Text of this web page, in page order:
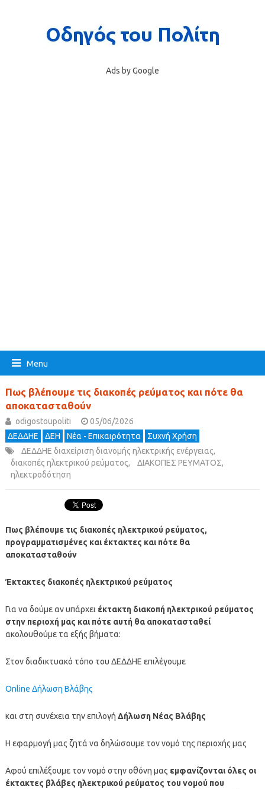
Ads by Google
Menu
Πως βλέπουμε τις διακοπές ρεύματος και πότε θα
αποκατασταθούν
odigostoupoliti
05/06/2026
ΔΕΔΔΗΕ
ΔΕΗ Νέα - Επικαιρότητα
Συχνή Χρήση
ΔΕΔΔΗΕ διαχείριση διανομής ηλεκτρικής ενέργειας,
διακοπές ηλεκτρικού ρεύματος, ΔΙΑΚΟΠΕΣ ΡΕΥΜΑΤΟΣ,
ηλεκτροδότηση
Πως βλέπουμε τις διακοπές ηλεκτρικού ρεύματος,
προγραμματισμένες και έκτακτες και πότε θα
αποκατασταθούν
Έκτακτες διακοπές ηλεκτρικού ρεύματος
Για να δούμε αν υπάρχει έκτακτη διακοπή ηλεκτρικού ρεύματος
στην περιοχή μας και πότε αυτή θα αποκατασταθεί
ακολουθούμε τα εξής βήματα:
Στον διαδικτυακό τόπο του ΔΕΔΔΗΕ επιλέγουμε
Online Δήλωση Βλάβης
και στη συνέχεια την επιλογή Δήλωση Νέας Βλάβης
Η εφαρμογή μας ζητά να δηλώσουμε τον νομό της περιοχής μας
Αφού επιλέξουμε τον νομό στην οθόνη μας εμφανίζονται όλες οι
έκτακτες βλάβες ηλεκτρικού ρεύματος του νομού που